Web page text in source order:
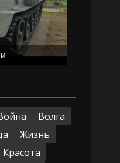
Волга
Жизнь
Красота